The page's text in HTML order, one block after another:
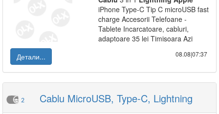
iPhone Type-C Tip C microUSB fast
charge Accesorii Telefoane -
Tablete Incarcatoare, cabluri,
adaptoare 35 lei Timisoara Azi
Детали...
08.08|07:37
2 Cablu MicroUSB, Type-C, Lightning